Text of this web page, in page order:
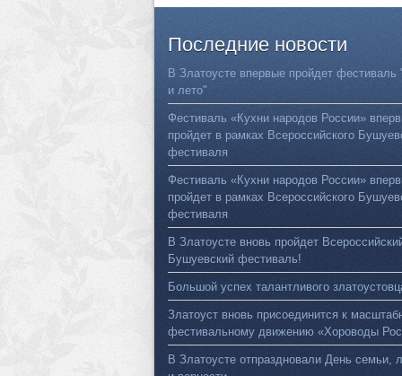
Последние новости
В Златоусте впервые пройдет фестиваль
и лето"
Фестиваль «Кухни народов России»
пройдет в рамках Всероссийского
фестиваля
Фестиваль «Кухни народов России»
пройдет в рамках Всероссийского
фестиваля
В Златоусте вновь пройдет
Бушуевский фестиваль!
Большой успех талантливого
Златоуст вновь присоединится к
фестивальному движению «Хороводы
В Златоусте отпраздновали День семьи,